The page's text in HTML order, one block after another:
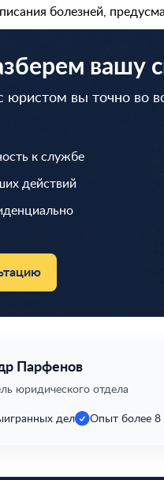
болезней,
вашу
юристом вы точно во
к службе
действий
Парфенов
юридического отдела
дел Опыт более 8